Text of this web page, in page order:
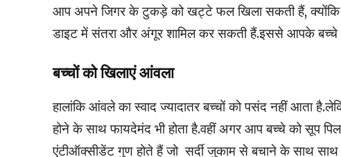
आप अपने जिगर के टुकड़े को खट्टे फल खिला सकती हैं, क्योंकि
डाइट में संतरा और अंगूर शामिल कर सकती हैं.इससे आपके बच्चे
बच्चों को खिलाएं आंवला
हालांकि आंवले का स्वाद ज्यादातर बच्चों को पसंद नहीं आता
होने के साथ फायदेमंद भी होता है.वहीं अगर आप बच्चे को सूप
एंटीऑक्सीडेंट गुण होते हैं जो सर्दी जुकाम से बचाने के साथ